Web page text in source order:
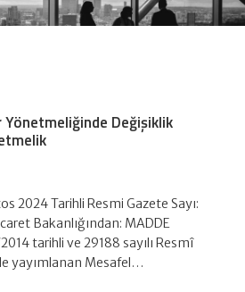
Değişiklik
2024 Tarihli Resmi Gazete Sayı:
Bakanlığından: MADDE
tarihli ve 29188 sayılı Resmî
yayımlanan Mesafel…